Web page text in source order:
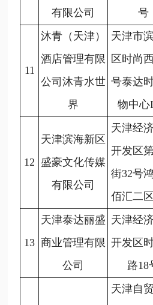
有限公司
号
11
沐青（天津）
酒店管理有限
公司沐青水世
界
天津市
区时尚
号泰达
物中心
12
天津滨海新区
盛豪文化传媒
有限公司
天津经
开发区
街32号
佰汇二
13
天津泰达丽盛
商业管理有限
公司
天津经
开发区
路18
天津自